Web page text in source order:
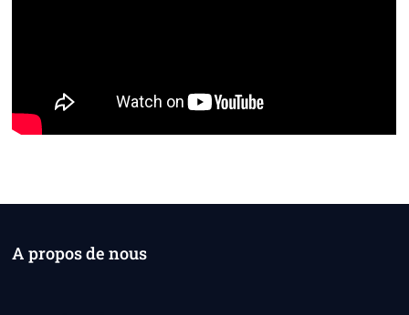
A propos de nous